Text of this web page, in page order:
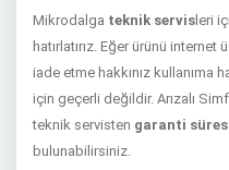
Mikrodalga teknik servis leri
hatırlatırız. Eğer ürünü
iade etme hakkınız kullanıma
için geçerli değildir. Arızalı
teknik servisten garanti
bulunabilirsiniz.